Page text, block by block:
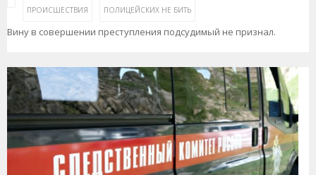
ПРОИСШЕСТВИЯ ПОЛИЦЕЙСКИХ НЕ БИТЬ
Вину в совершении преступления подсудимый не признал.